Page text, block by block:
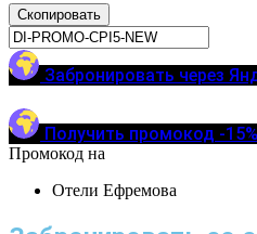
Скопировать
Забронировать через
Получить промокод -15%
Промокод на
Отели Ефремова